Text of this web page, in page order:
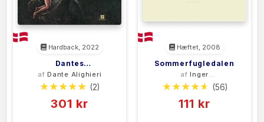
Hardback, 2022
Dantes
Guddommelige
Komedie
af Dante Alighieri
(2)
301 kr
Hæftet, 2008
Sommerfugledalen
afInger
Christensen(56)
111 kr